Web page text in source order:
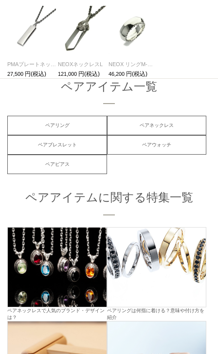
27,500
NEOXネックレスL
121,000
46,200
ペアアイテム一覧
ペアリング ペアネックレス
ペアブレスレット ペアウォッチ
ペアピアス
ペアアイテムに関する特集一覧
ペアネックレスで人気のブランド・デザイン
は？
ペアリングは何指に着ける？意味や付け方を
紹介